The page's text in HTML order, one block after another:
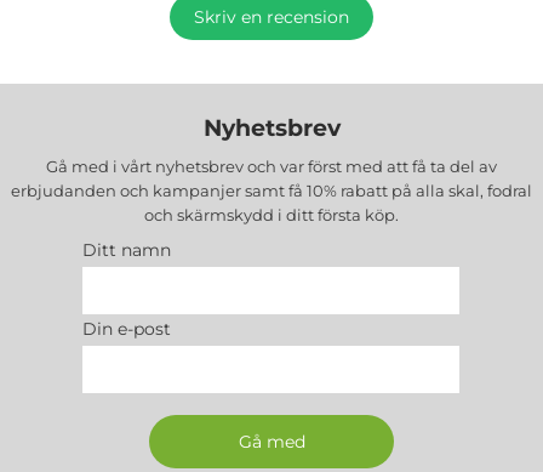
Skriv en recension
Nyhetsbrev
Gå med i vårt nyhetsbrev och var först med att få ta del av
erbjudanden och kampanjer samt få 10% rabatt på alla skal, fodral
och skärmskydd i ditt första köp.
Ditt namn
Din e-post